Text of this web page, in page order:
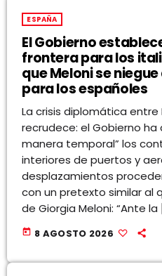
ESPAÑA
El Gobierno
frontera para los
que Meloni se
para los españoles
La crisis diplomática entre
recrudece: el Gobierno
manera temporal” los
interiores de puertos y
desplazamientos
con un pretexto similar al
de Giorgia Meloni: “Ante la
today 8 AGOSTO 2026